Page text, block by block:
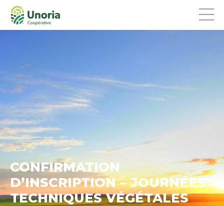
CONFIRMATION
D’INSCRIPTION – JOURNÉES
TECHNIQUES VÉGÉTALES